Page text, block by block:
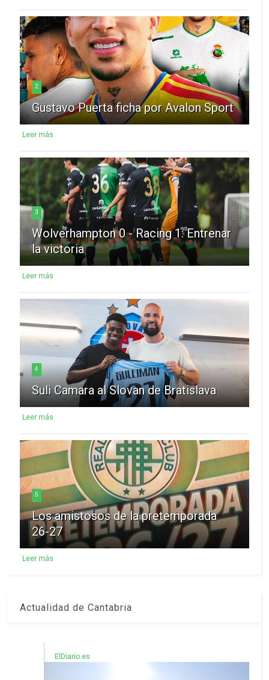
2
Gustavo Puerta ficha por Avalon Sport
Leer más
3
Wolverhampton 0 - Racing 1: Entrenar
la victoria
Leer más
4
Suli Camara al Slovan de Bratislava
Leer más
5
Los amistosos de la pretemporada
26-27
Leer más
Actualidad de Cantabria
ElDiario.es